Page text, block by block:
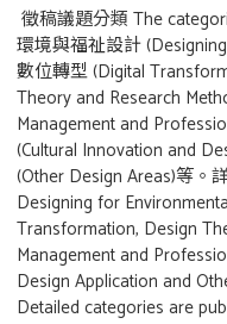
徵稿議題分類 The
環境與福祉設計
數位轉型 (Digital
Theory and Research
Management and
(Cultural Innovation and
(Other Design Areas)等。
Designing for
Transformation, Design
Management and
Design Application and
Detailed categories are